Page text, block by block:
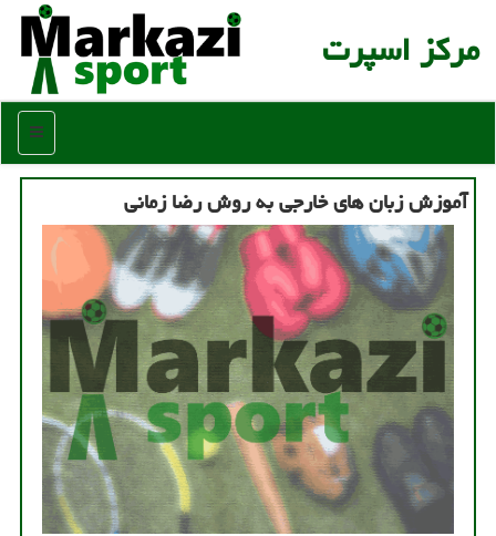
مركز اسپرت
منو
آموزش زبان های خارجی به روش رضا زمانی